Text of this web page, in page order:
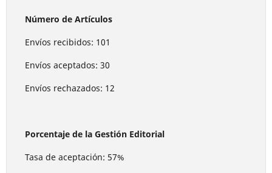
Número de Artículos
Envíos recibidos: 101
Envíos aceptados: 30
Envíos rechazados: 12
Porcentaje de la Gestión Editorial
Tasa de aceptación: 57%